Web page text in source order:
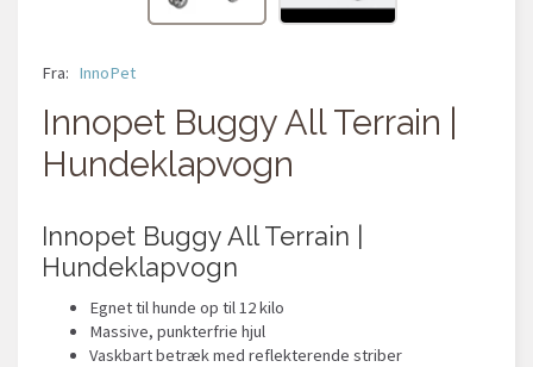
Fra: InnoPet
Innopet Buggy All Terrain |
Hundeklapvogn
Innopet Buggy All Terrain |
Hundeklapvogn
Egnet til hunde op til 12 kilo
Massive, punkterfrie hjul
Vaskbart betræk med reflekterende striber